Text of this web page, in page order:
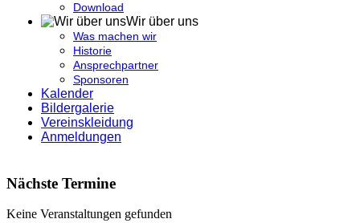
Download
Wir über uns
Was machen wir
Historie
Ansprechpartner
Sponsoren
Kalender
Bildergalerie
Vereinskleidung
Anmeldungen
Nächste Termine
Keine Veranstaltungen gefunden